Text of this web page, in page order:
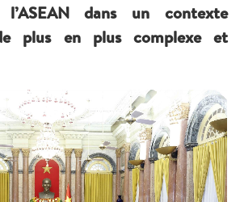
l’ASEAN dans un contexte
plus en plus complexe et